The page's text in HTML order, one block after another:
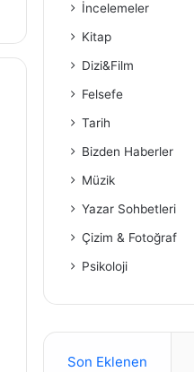
İncelemeler
Kitap
Dizi&Film
Felsefe
Tarih
Bizden Haberler
Müzik
Yazar Sohbetleri
Çizim & Fotoğraf
Psikoloji
Son Eklenen